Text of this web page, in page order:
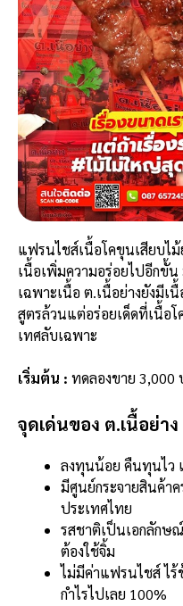
แฟรนไชส์เนื้อโคขุนเสียบไ
เนื้อเพิ่มความอร่อยไปอีกขั้
เฉพาะเนื้อ ต.เนื้อย่างยังมีเ
สูตรล้วนแต่อร่อยเด็ดที่เนื้อโ
เทศลับเฉพาะ
เริ่มต้น : ทดลองขาย 3,000
จุดเด่นของ ต.เนื้อย่าง
ลงทุนน้อย คืนทุนไว
มีศูนย์กระจายสินค้า
ประเทศไทย
รสชาติเป็นเอกลักษ
ต้องใช้จิ้ม
ไม่มีค่าแฟรนไชส์ ไร้
กำไรไปเลย 100%